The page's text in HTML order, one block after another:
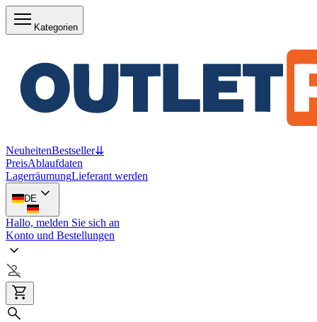
Kategorien
NeuheitenBestseller⇊
PreisAblaufdaten
LagerräumungLieferant werden
DE
Hallo, melden Sie sich an
Konto und Bestellungen